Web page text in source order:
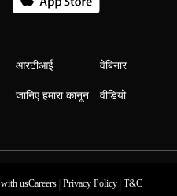
आरटीआई
जानिए हमारा कानून
वेबिनार
वीडियो
usCareers| Privacy Policy| T&C